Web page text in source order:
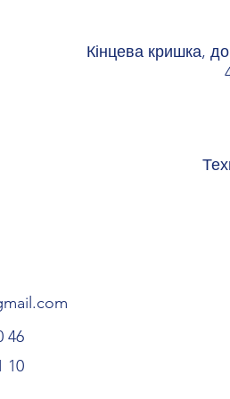
Кінцева кришка,
навколишнього середовища
навколишнього середовища
46
10